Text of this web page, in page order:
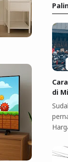
12 komentar
di